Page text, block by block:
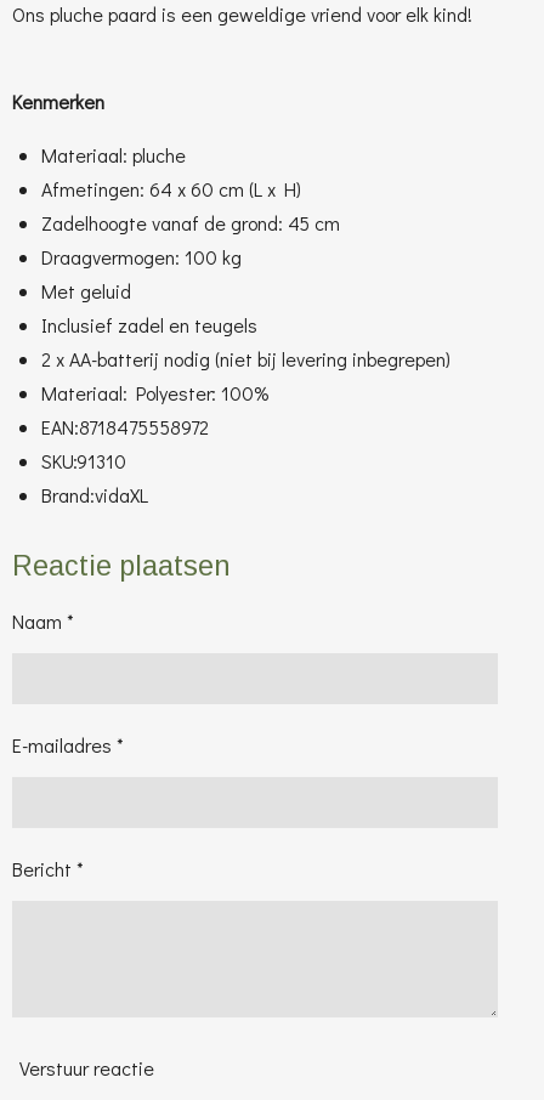
Ons pluche paard is een geweldige vriend voor elk kind!
Kenmerken
Materiaal: pluche
Afmetingen: 64 x 60 cm (L x H)
Zadelhoogte vanaf de grond: 45 cm
Draagvermogen: 100 kg
Met geluid
Inclusief zadel en teugels
2 x AA-batterij nodig (niet bij levering inbegrepen)
Materiaal: Polyester: 100%
EAN:8718475558972
SKU:91310
Brand:vidaXL
Reactie plaatsen
Naam *
E-mailadres *
Bericht *
Verstuur reactie